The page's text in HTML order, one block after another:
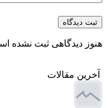
دیدگاه
دیدگاهی ثبت نشده است.
مقالات